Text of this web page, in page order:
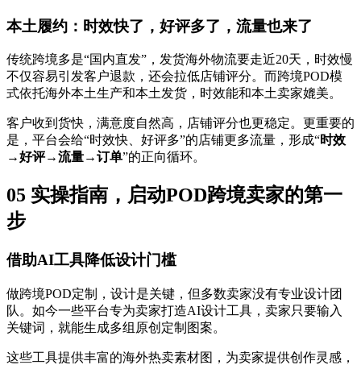
本土履约：时效快了，好评多了，流量也来了
传统跨境多是“国内直发”，发货海外物流要走近20天，时效慢
不仅容易引发客户退款，还会拉低店铺评分。而跨境POD模
式依托海外本土生产和本土发货，时效能和本土卖家媲美。
客户收到货快，满意度自然高，店铺评分也更稳定。更重要的
是，平台会给“时效快、好评多”的店铺更多流量，形成“时效
→好评→流量→订单”的正向循环。
05 实操指南，启动POD跨境卖家的第一
步
借助AI工具降低设计门槛
做跨境POD定制，设计是关键，但多数卖家没有专业设计团
队。如今一些平台专为卖家打造AI设计工具，卖家只要输入
关键词，就能生成多组原创定制图案。
这些工具提供丰富的海外热卖素材图，为卖家提供创作灵感，